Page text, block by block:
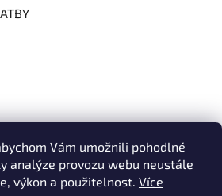
Vám umožnili pohodlné
analýze provozu webu neustále
výkon a použitelnost. Více